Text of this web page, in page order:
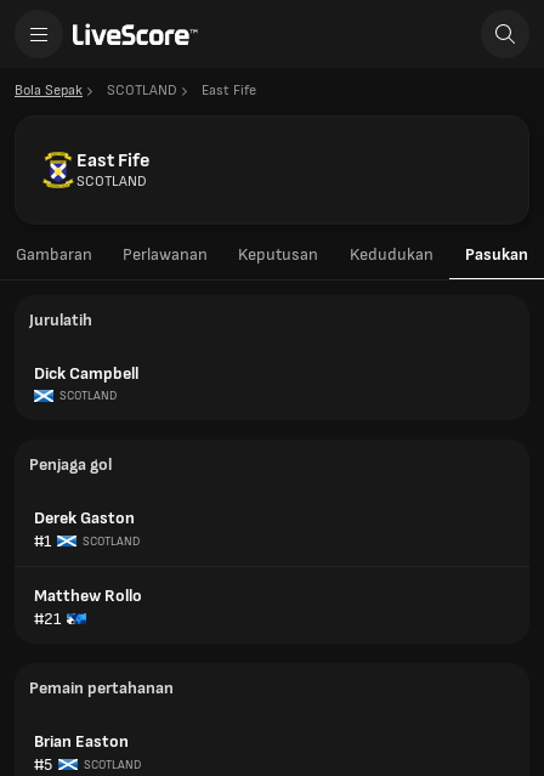
Bola Sepak SCOTLAND East Fife
East Fife
SCOTLAND
Gambaran Perlawanan Keputusan Kedudukan Pasukan
Jurulatih
Dick Campbell
SCOTLAND
Penjaga gol
Derek Gaston
#1
SCOTLAND
Matthew Rollo
#21
Pemain pertahanan
Brian Easton
#5
SCOTLAND